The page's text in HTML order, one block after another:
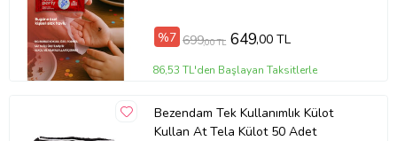
%7 699,00 TL 649,00 TL
86,53 TL'den Başlayan Taksitlerle
Bezendam Tek Kullanımlık Külot
Kullan At Tela Külot 50 Adet